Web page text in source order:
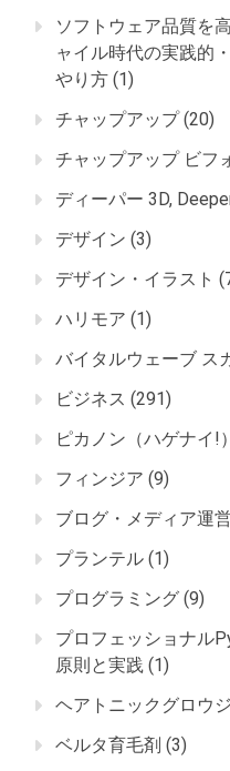
ソフトウェア品質を
ャイル時代の実践的
やり方 (1)
チャップアップ(20)
チャップアップ ビフ
ディーパー 3D,
デザイン (3)
デザイン・イラスト
ハリモア (1)
バイタルウェーブ ス
ビジネス (291)
ピカノン（ハゲナイ!）
フィンジア (9)
ブログ・メディア運営
プランテル (1)
プログラミング (9)
プロフェッショナル
原則と実践 (1)
ヘアトニックグロウ
ベルタ育毛剤 (3)